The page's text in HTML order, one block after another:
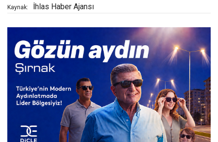
Kaynak: İhlas Haber Ajansı